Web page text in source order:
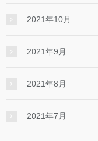
2021年10月
2021年9月
2021年8月
2021年7月